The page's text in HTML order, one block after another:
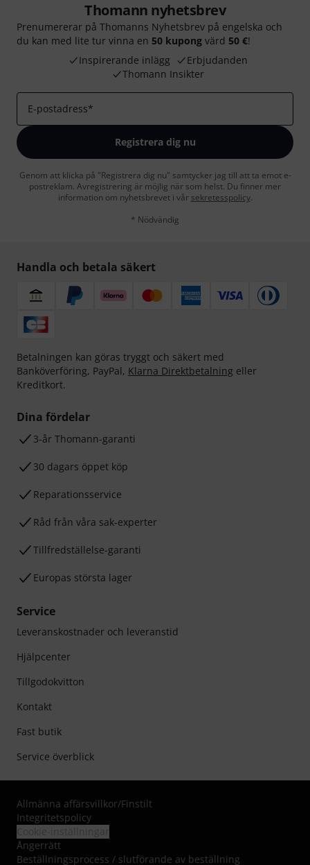
Thomann nyhetsbrev
Prenumererar på Thomanns Nyhetsbrev på engelska och
du kan med lite tur vinna en 50 kupong värd 50 €!
Inspirerande inlägg
Erbjudanden
Thomann Insikter
E-postadress*
Registrera dig nu
Genom att klicka på "Registrera dig nu" samtycker jag till att ta emot e-
postreklam. Avregistrering är möjlig när som helst. Du finner mer
information om nyhetsbrevet i vår sekretesspolicy.
* Nödvändig
Handla och betala säkert
Betalningen kan göras tryggt och säkert med
Banköverföring, PayPal, Klarna Direktbetalning eller
Kreditkort.
Dina fördelar
3-år Thomann-garanti
30 dagars öppet köp
Reparationsservice
Råd från våra sak-experter
Tillfredställelse-garanti
Europas största lager
Service
Leveranskostnader och leveranstid
Hjälpcenter
Tillgodokvitton
Kontakt
Fast butik
Service överblick
Allmänna affärsvillkor/Finstilt
Integritetspolicy
Ångerrätt
Beställningsprocess / slutförande av beställning